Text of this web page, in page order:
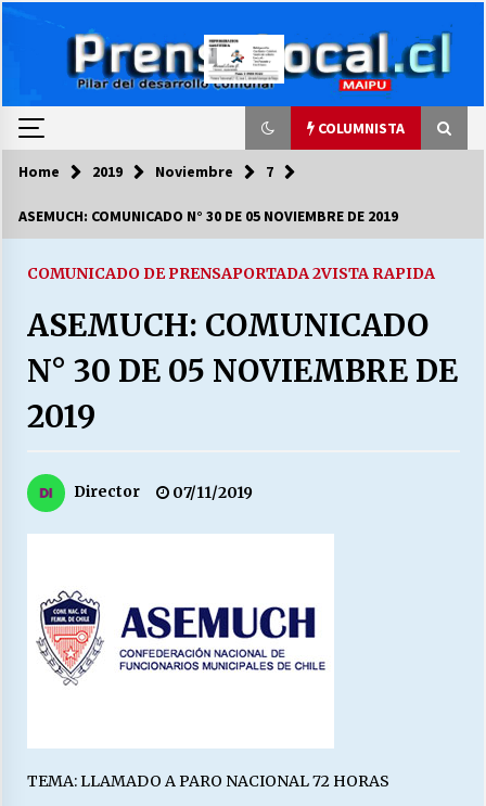
COLUMNISTA
COLUMNISTA
cuándo van a bajar?
HISTORIA
27/07/2026
Escuela hospitalaria El Carmen de Maipu.
25/06/2026
Home 2019 Noviembre 7
ASEMUCH: COMUNICADO N° 30 DE 05 NOVIEMBRE DE 2019
COMUNICADO DE PRENSAPORTADA 2VISTA RAPIDA
ASEMUCH: COMUNICADO
N° 30 DE 05 NOVIEMBRE DE
2019
Director 07/11/2019
TEMA: LLAMADO A PARO NACIONAL 72 HORAS